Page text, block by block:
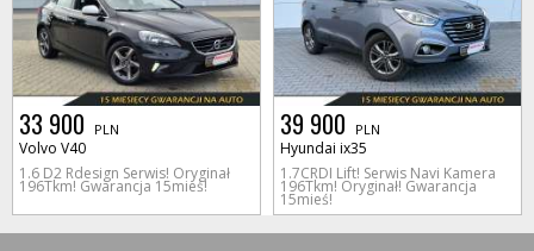
33 900 PLN
Volvo V40
1.6 D2 Rdesign Serwis! Oryginał
196Tkm! Gwarancja 15mieś!
39 900 PLN
Hyundai ix35
1.7CRDI Lift! Serwis Navi Kamera
196Tkm! Oryginał! Gwarancja
15mieś!